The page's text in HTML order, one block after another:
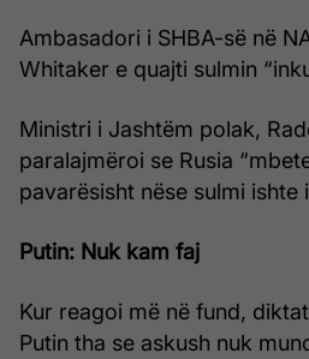
Ambasadori i SHBA-së në
Whitaker e quajti sulmin
Ministri i Jashtëm polak,
paralajmëroi se Rusia
pavarësisht nëse sulmi ishte
Putin: Nuk kam faj
Kur reagoi më në fund,
Putin tha se askush nuk